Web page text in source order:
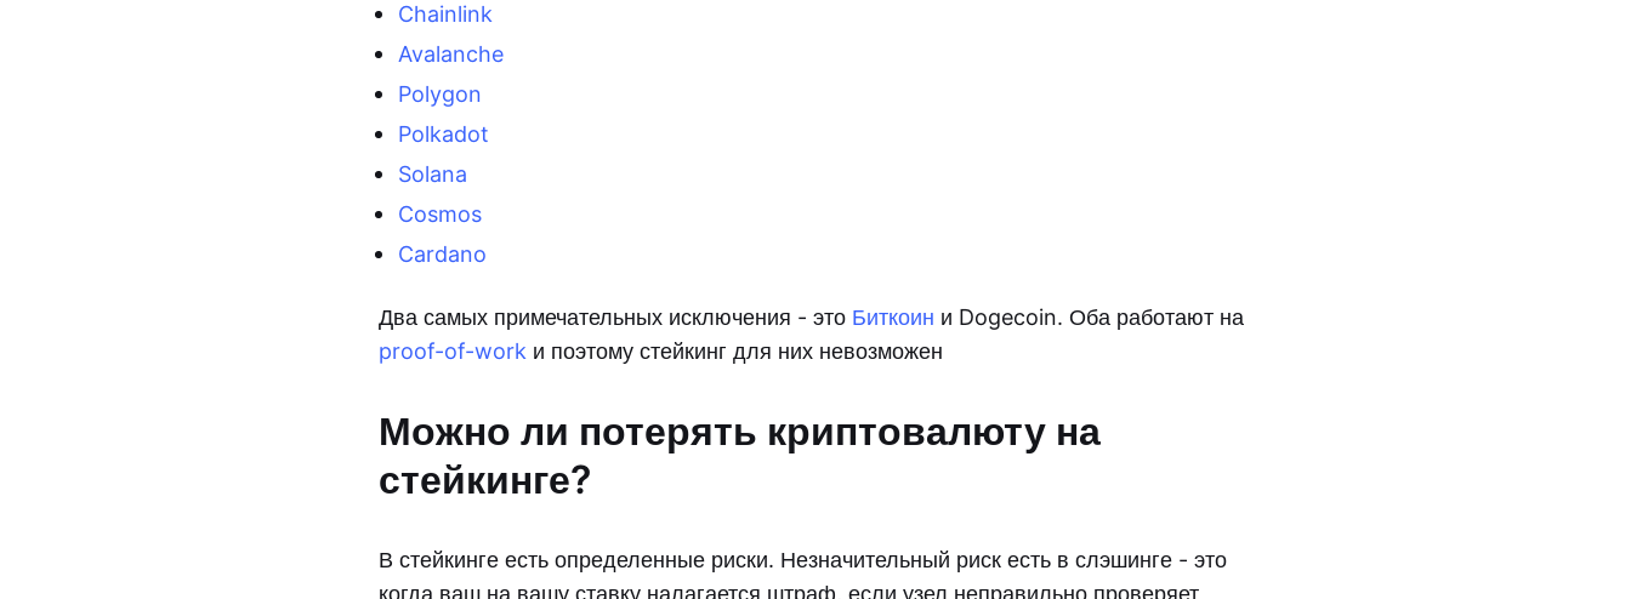
Chainlink
Avalanche
Polygon
Polkadot
Solana
Cosmos
Cardano
Два самых примечательных исключения - это Биткоин и Dogecoin. Оба работают на
proof-of-work и поэтому стейкинг для них невозможен
Можно ли потерять криптовалюту на
стейкинге?
В стейкинге есть определенные риски. Незначительный риск есть в слэшинге - это
когда ваш на вашу ставку налагается штраф, если узел неправильно проверяет